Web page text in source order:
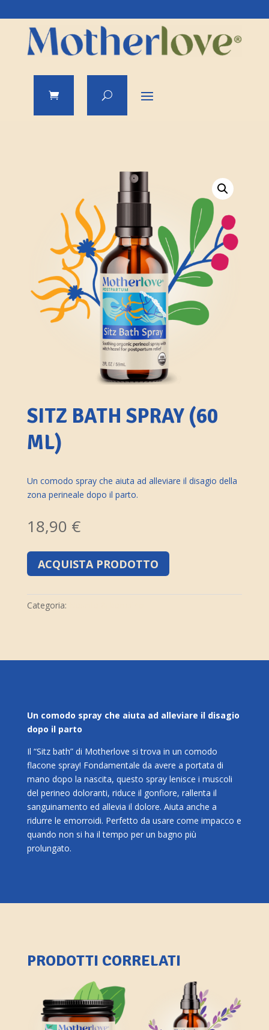
SITZ BATH SPRAY (60
ML)
Un comodo spray che aiuta ad alleviare il disagio della
zona perineale dopo il parto.
18,90 €
ACQUISTA PRODOTTO
Categoria:
Un comodo spray che aiuta ad alleviare il disagio
dopo il parto
Il “Sitz bath” di Motherlove si trova in un comodo
flacone spray! Fondamentale da avere a portata di
mano dopo la nascita, questo spray lenisce i muscoli
del perineo doloranti, riduce il gonfiore, rallenta il
sanguinamento ed allevia il dolore. Aiuta anche a
ridurre le emorroidi. Perfetto da usare come impacco e
quando non si ha il tempo per un bagno più
prolungato.
PRODOTTI CORRELATI